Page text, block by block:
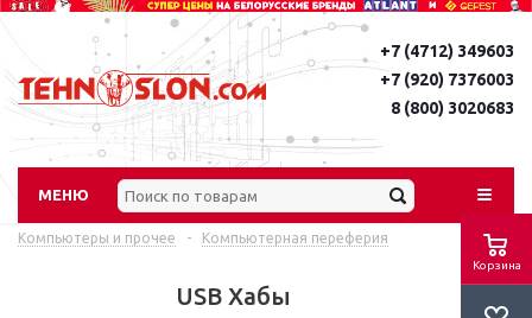
Корзина
+7 (4712) 349603
+7 (920) 7376003
8 (800) 3020683
МЕНЮ
Компьютеры и прочее - Компьютерная переферия
USB Хабы